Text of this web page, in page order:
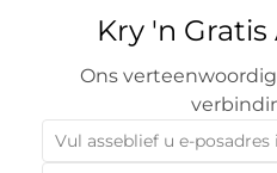
Kry 'n
Ons